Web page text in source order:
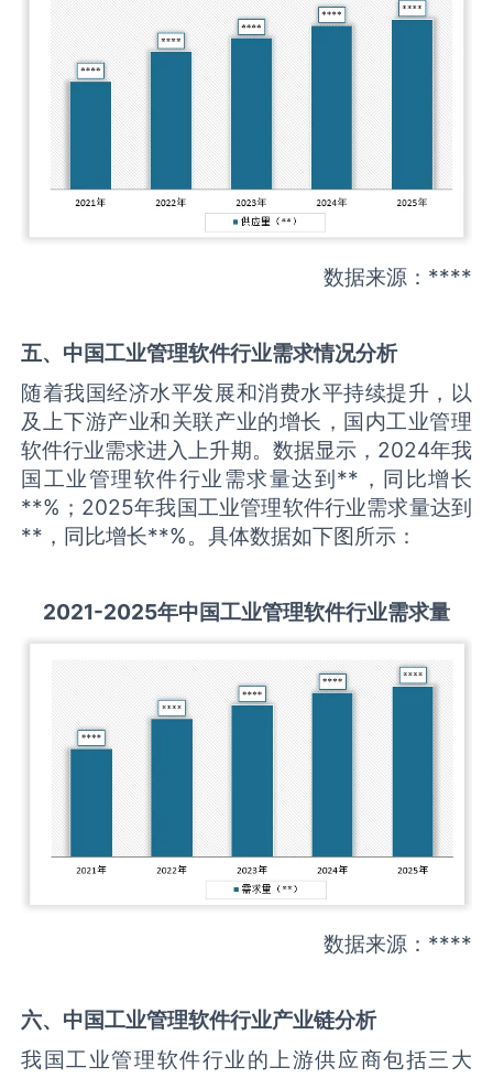
数据来源：****
五、中国工业管理软件行业需求情况分析
随着我国经济水平发展和消费水平持续提升，以
及上下游产业和关联产业的增长，国内工业管理
软件行业需求进入上升期。数据显示，2024年我
国工业管理软件行业需求量达到**，同比增长
**%；2025年我国工业管理软件行业需求量达到
**，同比增长**%。具体数据如下图所示：
2021-2025年中国工业管理软件行业需求量
数据来源：****
六、中国工业管理软件行业产业链分析
我国工业管理软件行业的上游供应商包括三大